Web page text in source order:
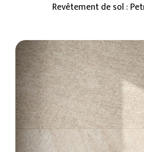
Revêtement de sol :